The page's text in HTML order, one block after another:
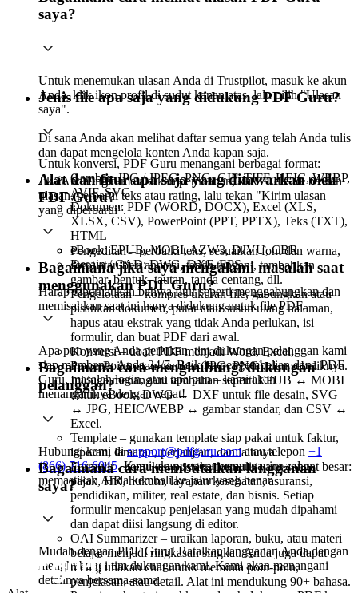
saya?
Untuk menemukan ulasan Anda di Trustpilot, masuk ke akun
Anda, klik ikon profil di sudut kanan atas, lalu pilih "Ulasan
saya".
Di sana Anda akan melihat daftar semua yang telah Anda tulis
dan dapat mengelola konten Anda kapan saja.
Jika Anda ingin melakukan perubahan, klik "Edit" di bawah
ulasan, perbarui teks atau rating, lalu tekan "Kirim ulasan
yang diperbarui".
Jenis file apa saja yang didukung PDF Guru?
Untuk konversi, PDF Guru menangani berbagai format:
Gambar: JPG / JPEG, PNG, GIF, TIFF, HEIC, WEBP,
AVIF, SVG
Dokumen: PDF (WORD, DOCX), Excel (XLS,
XLSX, CSV), PowerPoint (PPT, PPTX), Teks (TXT),
HTML
eBook: EPUB, MOBI, AZW3, DJVU, CBR
Desain / CAD: DWG, DXF, EPS
Harap diperhatikan bahwa fitur seperti menggabungkan dan
memisahkan saat ini hanya didukung untuk file PDF.
Alat dan fitur apa saja yang ditawarkan oleh
PDF Guru?
Pengeditan – perbaiki teks, sesuaikan font dan warna,
sorot atau beri anotasi, tanda tangani, tambahkan
gambar, bentuk, tautan, tanda centang, dll.
Pengelolaan – kompres ukuran file, gabungkan atau
pisahkan dokumen, putar atau susun ulang halaman,
hapus atau ekstrak yang tidak Anda perlukan, isi
formulir, dan buat PDF dari awal.
Konversi – ubah PDF menjadi Word, Excel,
PowerPoint, atau gambar (JPG, PNG), dan sebaliknya.
Ini juga menangani tambahan seperti EPUB ↔️ MOBI
untuk eBook, DWG ↔️ DXF untuk file desain, SVG
↔️ JPG, HEIC/WEBP ↔️ gambar standar, dan CSV ↔️
Excel.
Template – gunakan template siap pakai untuk faktur,
laporan, lamaran, perjanjian, dan lainnya.
Formulir – temukan pustaka formulir yang sangat besar:
pajak, HR, hukum, layanan kesehatan, asuransi,
pendidikan, militer, real estate, dan bisnis. Setiap
formulir mencakup penjelasan yang mudah dipahami
dan dapat diisi langsung di editor.
OAI Summarizer – uraikan laporan, buku, atau materi
belajar menjadi ringkasan singkat. Anda juga dapat
menggunakan chat untuk meminta poin-poin,
penjelasan, atau detail. Alat ini mendukung 90+ bahasa.
Bagaimana jika saya mengalami masalah saat
menggunakan PDF Guru?
Apa pun yang Anda perlukan, tim dukungan pelanggan kami
siap membantu Anda 24/7. Baik itu pengembalian dana PDF
Guru, masalah login, atau apa pun – kami akan
menanganinya dengan cepat!
Bagaimana cara menghubungi dukungan
pelanggan?
Hubungi kami disupport@pdfguru.comatau telepon +1
(866) 716-6045. Kami akan segera menanganinya dan
memastikan Anda kembali ke jalur yang benar.
Bagaimana cara membatalkan langganan
saya?
Mudah dengan PDF Guru! Batalkan langganan Anda dengan
menghubungi tim dukungan kami. Kami akan menangani
detailnya bersama-sama.